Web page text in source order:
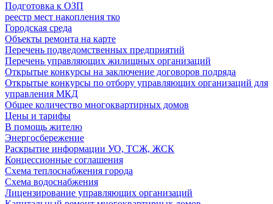
Подготовка к ОЗП
реестр мест накопления тко
Городская среда
Объекты ремонта на карте
Перечень подведомственных предприятий
Перечень управляющих жилищных организаций
Открытые конкурсы на заключение договоров подряда
Открытые конкурсы по отбору управляющих организаций для
управления МКД
Общее количество многоквартирных домов
Цены и тарифы
В помощь жителю
Энергосбережение
Раскрытие информации УО, ТСЖ, ЖСК
Концессионные соглашения
Схема теплоснабжения города
Схема водоснабжения
Лицензирование управляющих организаций